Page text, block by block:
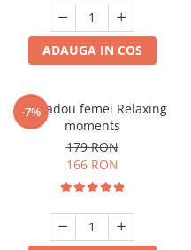
ADAUGA IN COS
-7%
Set cadou femei Relaxing
moments
179 RON
166 RON